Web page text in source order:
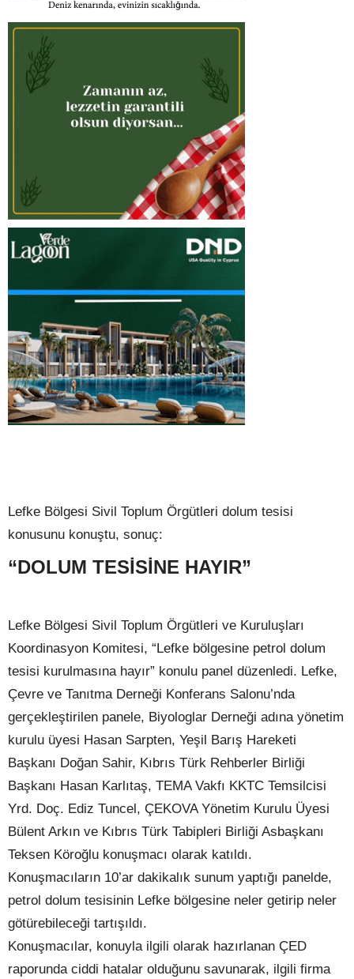
Lefke Bölgesi Sivil Toplum Örgütleri dolum tesisi
konusunu konuştu, sonuç:
“DOLUM TESİSİNE HAYIR”
Lefke Bölgesi Sivil Toplum Örgütleri ve Kuruluşları
Koordinasyon Komitesi, “Lefke bölgesine petrol dolum
tesisi kurulmasına hayır” konulu panel düzenledi. Lefke,
Çevre ve Tanıtma Derneği Konferans Salonu’nda
gerçekleştirilen panele, Biyologlar Derneği adına yönetim
kurulu üyesi Hasan Sarpten, Yeşil Barış Hareketi
Başkanı Doğan Sahir, Kıbrıs Türk Rehberler Birliği
Başkanı Hasan Karlıtaş, TEMA Vakfı KKTC Temsilcisi
Yrd. Doç. Ediz Tuncel, ÇEKOVA Yönetim Kurulu Üyesi
Bülent Arkın ve Kıbrıs Türk Tabipleri Birliği Asbaşkanı
Teksen Köroğlu konuşmacı olarak katıldı.
Konuşmacıların 10’ar dakikalık sunum yaptığı panelde,
petrol dolum tesisinin Lefke bölgesine neler getirip neler
götürebileceği tartışıldı.
Konuşmacılar, konuyla ilgili olarak hazırlanan ÇED
raporunda ciddi hatalar olduğunu savunarak, ilgili firma